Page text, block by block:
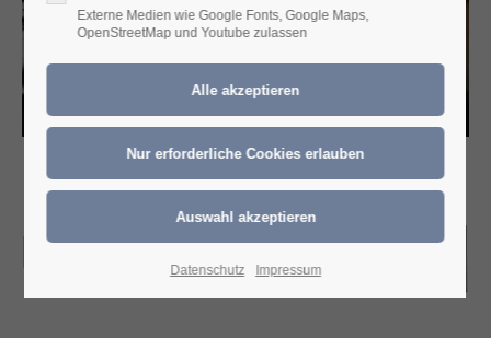
Externe Medien wie Google Fonts, Google Maps,
OpenStreetMap und Youtube zulassen
Datenschutz Impressum